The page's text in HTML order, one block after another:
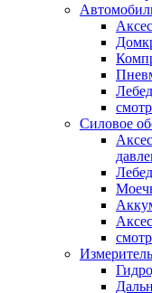
Силовое